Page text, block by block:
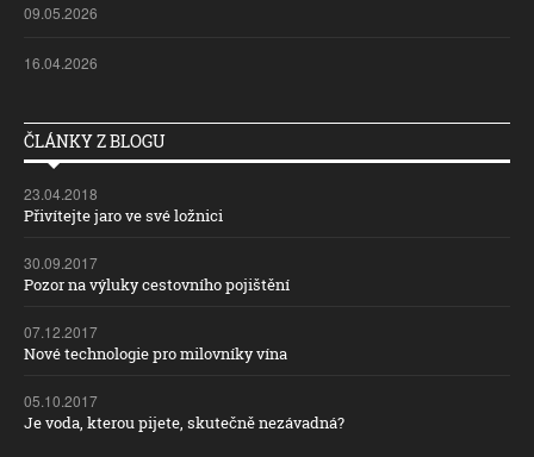
09.05.2026
16.04.2026
ČLÁNKY Z BLOGU
23.04.2018
Přivítejte jaro ve své ložnici
30.09.2017
Pozor na výluky cestovního pojištění
07.12.2017
Nové technologie pro milovníky vína
05.10.2017
Je voda, kterou pijete, skutečně nezávadná?